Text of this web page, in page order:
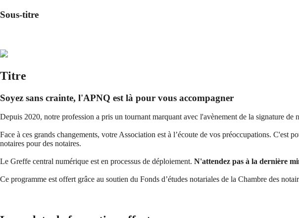
Sous-titre
Titre
Soyez sans crainte, l'APNQ est là pour vous accompagner
Depuis 2020, notre profession a pris un tournant marquant avec l'avènement de la signature de
Face à ces grands changements, votre Association est à l’écoute de vos préoccupations.
notaires pour des notaires.
Le Greffe central numérique est en processus de déploiement. N'attendez pas à la dernière
Ce programme est offert grâce au soutien du Fonds d’études notariales de la Chambre des